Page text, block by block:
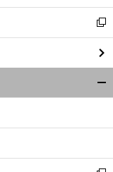
開
く
新
し
い
ウ
ィ
ン
ウ
開